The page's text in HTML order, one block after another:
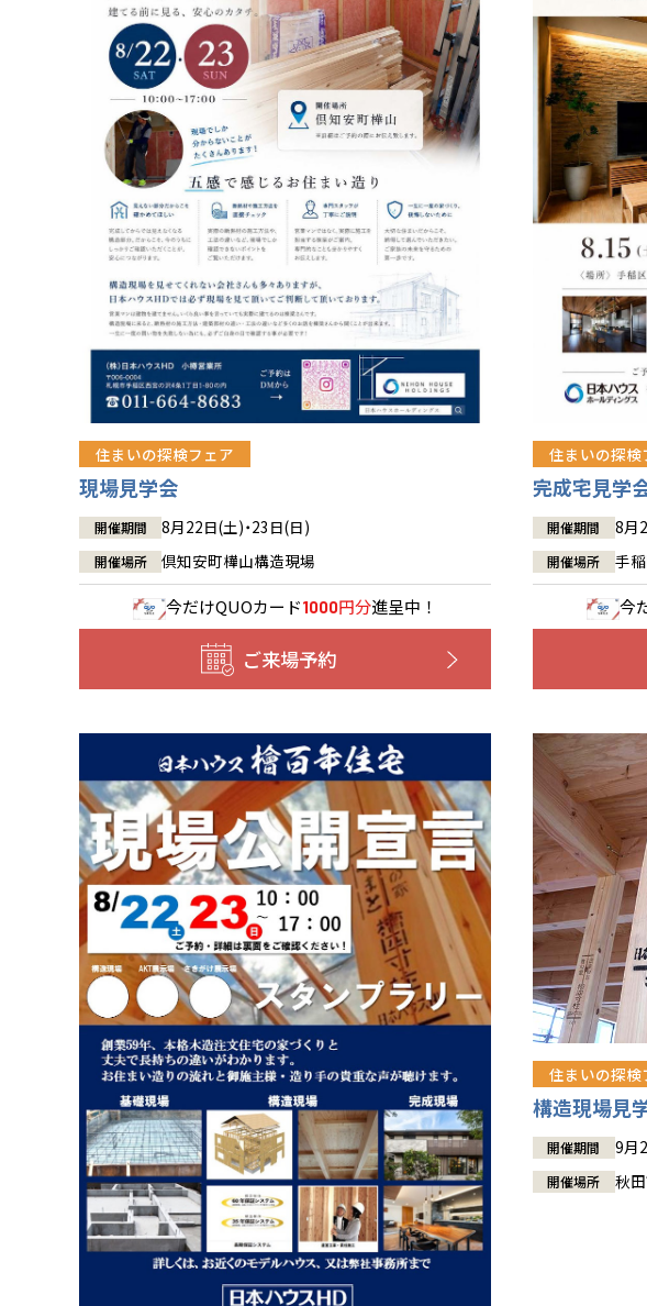
住まいの探検フェア
現場見学会
開催期間 8月22日(土)・23日(日)
開催場所 倶知安町樺山構造現場
今だけQUOカード1000円分進呈中！
ご来場予約
住まいの探検
完成宅見学
開催期間 8月
開催場所 手
今
住まいの探検
構造現場見
開催期間 9月
開催場所 秋